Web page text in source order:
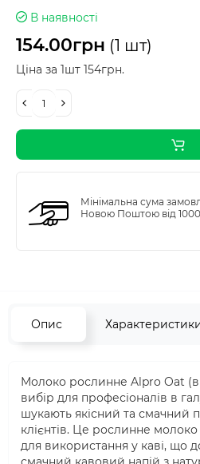
В наявності
154.00грн (1 шт)
Ціна за 1шт 154грн.
Мінімальна сума
Новою Поштою від
Опис
Молоко рослинне Alpro Oat
вибір для професіоналів в
шукають якісний та смачний
клієнтів. Це рослинне
для використання у каві, що